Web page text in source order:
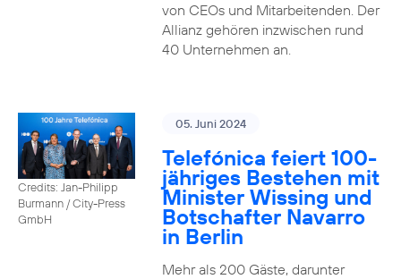
von CEOs und Mitarbeitenden. Der
Allianz gehören inzwischen rund
40 Unternehmen an.
Credits: Jan-Philipp
Burmann / City-Press
GmbH
05. Juni 2024
Telefónica feiert 100-
jähriges Bestehen mit
Minister Wissing und
Botschafter Navarro
in Berlin
Mehr als 200 Gäste, darunter